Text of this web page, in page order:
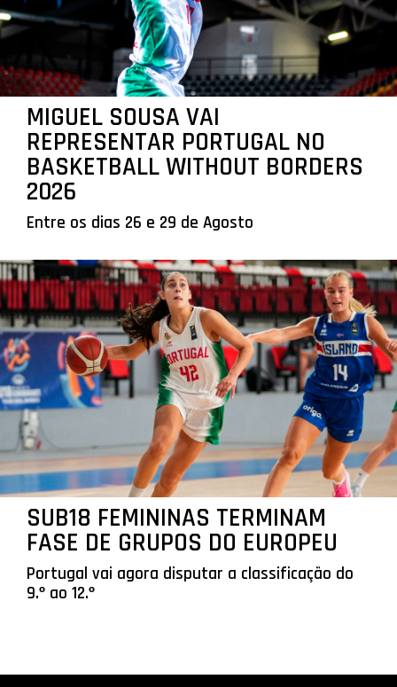
MIGUEL SOUSA VAI
REPRESENTAR PORTUGAL NO
BASKETBALL WITHOUT BORDERS
2026
Entre os dias 26 e 29 de Agosto
SUB18 FEMININAS TERMINAM
FASE DE GRUPOS DO EUROPEU
Portugal vai agora disputar a classificação do
9.º ao 12.º